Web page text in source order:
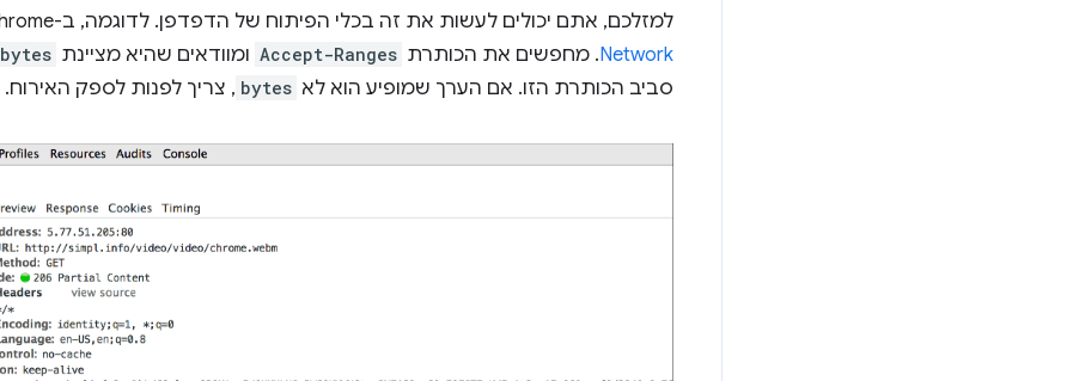
למזלכם, אתם יכולים לעשות את זה בכלי הפיתוח של הדפדפן. לדוגמה, ב-Chrome, הוא נמצא ב
Network. מחפשים את הכותרת Accept-Ranges ומוודאים שהיא מציינת bytes
סביב הכותרת הזו. אם הערך שמופיע הוא לא bytes , צריך לפנות לספק האירוח.